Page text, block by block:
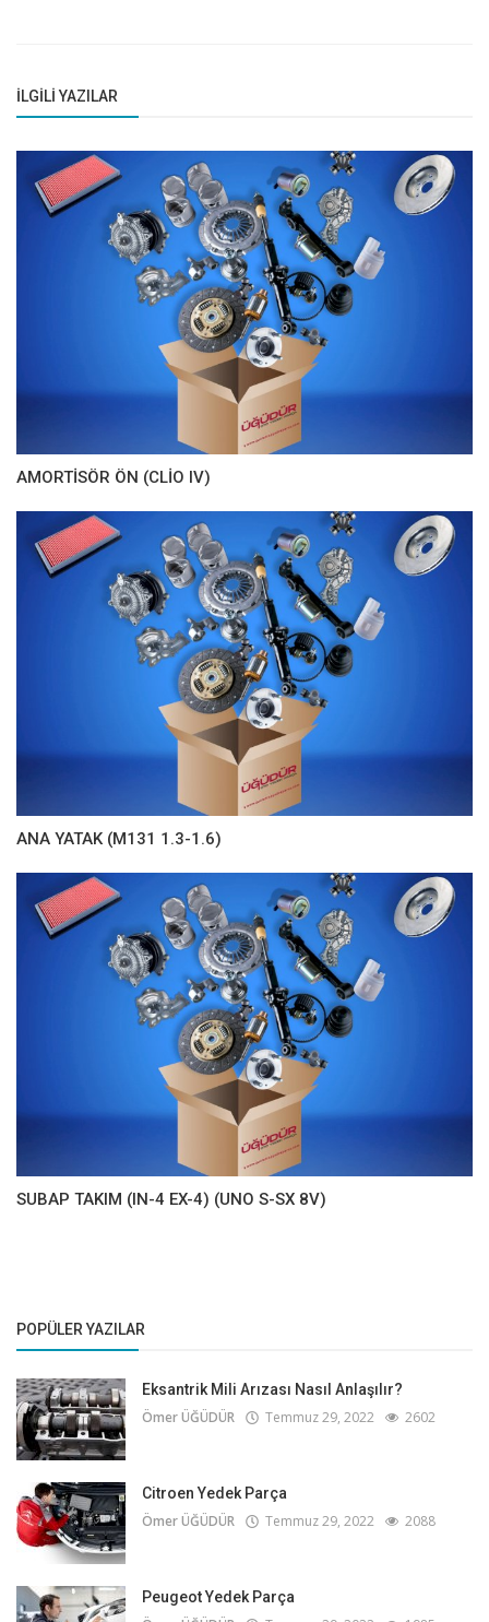
İLGILI YAZILAR
AMORTİSÖR ÖN (CLİO IV)
ANA YATAK (M131 1.3-1.6)
SUBAP TAKIM (IN-4 EX-4) (UNO S-SX 8V)
POPÜLER YAZILAR
Eksantrik Mili Arızası Nasıl Anlaşılır?
Ömer ÜĞÜDÜR Temmuz 29, 2022 2602
Citroen Yedek Parça
Ömer ÜĞÜDÜR Temmuz 29, 2022 2088
Peugeot Yedek Parça